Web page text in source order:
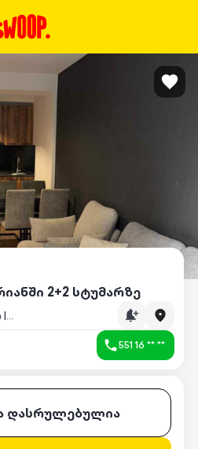
2+2 სტუმარზე
არეა პარკი ბაკურიანი | Area Park Bakuriani
551 16 ** **
დასრულებულია